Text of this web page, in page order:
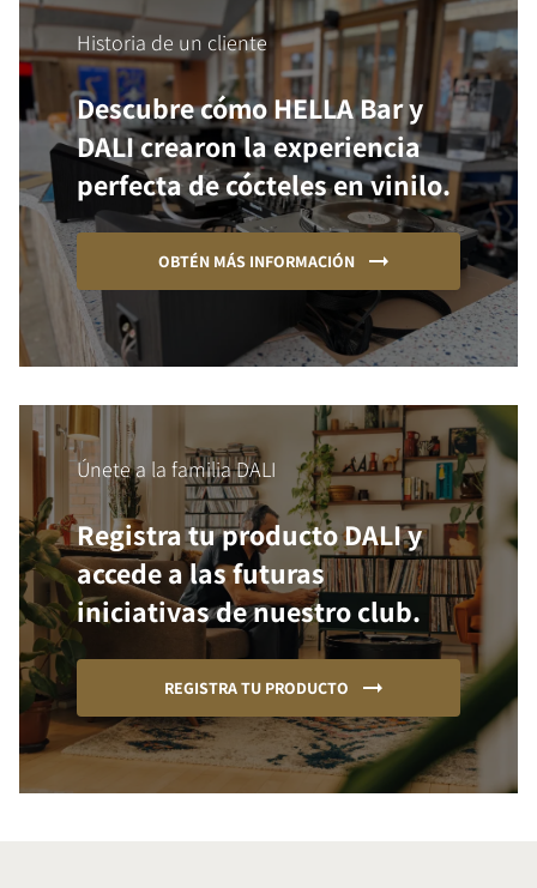
Historia de un cliente
Descubre cómo HELLA Bar y
DALI crearon la experiencia
perfecta de cócteles en vinilo.
OBTÉN MÁS INFORMACIÓN
Únete a la familia DALI
Registra tu producto DALI y
accede a las futuras
iniciativas de nuestro club.
REGISTRA TU PRODUCTO